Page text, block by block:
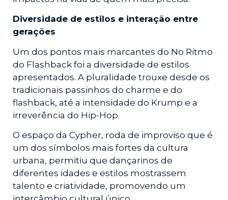
Diversidade de estilos e interação entre
gerações
Um dos pontos mais marcantes do No Ritmo
do Flashback foi a diversidade de estilos
apresentados. A pluralidade trouxe desde os
tradicionais passinhos do charme e do
flashback, até a intensidade do Krump e a
irreverência do Hip-Hop.
O espaço da Cypher, roda de improviso que é
um dos símbolos mais fortes da cultura
urbana, permitiu que dançarinos de
diferentes idades e estilos mostrassem
talento e criatividade, promovendo um